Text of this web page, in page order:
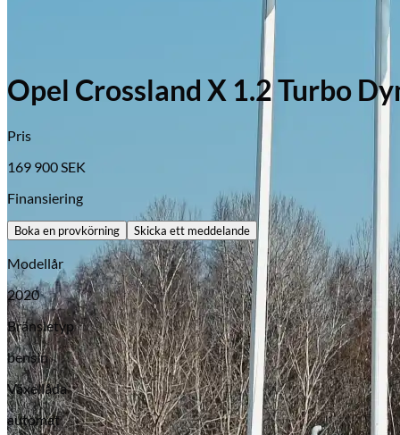
Opel
Opel Crossland X 1.2 Turbo
Pris
169 900 SEK
Finansiering
Boka en provkörning Skicka ett meddelande
Modellår
2020
Bränsletyp
bensin
Växellåda
automat